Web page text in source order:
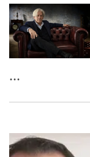
...